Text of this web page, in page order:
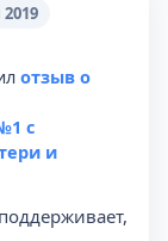
отзыв о
с
и